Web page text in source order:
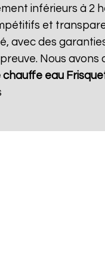
inférieurs à 2
et
avec des
Nous avons
chauffe eau